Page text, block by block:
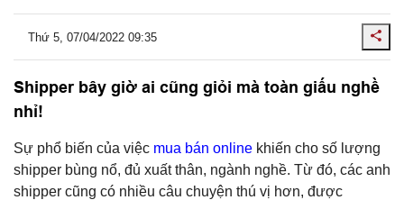
Thứ 5, 07/04/2022 09:35
Shipper bây giờ ai cũng giỏi mà toàn giấu nghề
nhỉ!
Sự phổ biến của việc mua bán online khiến cho số lượng
shipper bùng nổ, đủ xuất thân, ngành nghề. Từ đó, các anh
shipper cũng có nhiều câu chuyện thú vị hơn, được